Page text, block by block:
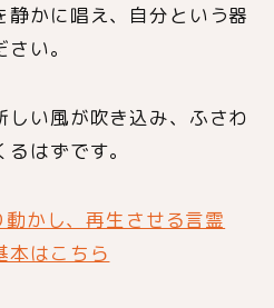
静かに唱え、自分という器
い。
い風が吹き込み、ふさわ
はずです。
かし、再生させる言霊
本はこちら